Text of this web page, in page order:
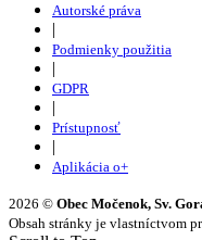
Autorské práva
|
Podmienky použitia
|
GDPR
|
Prístupnosť
|
Aplikácia o+
2026 © Obec Močenok, Sv.
Obsah stránky je vlastníctvom